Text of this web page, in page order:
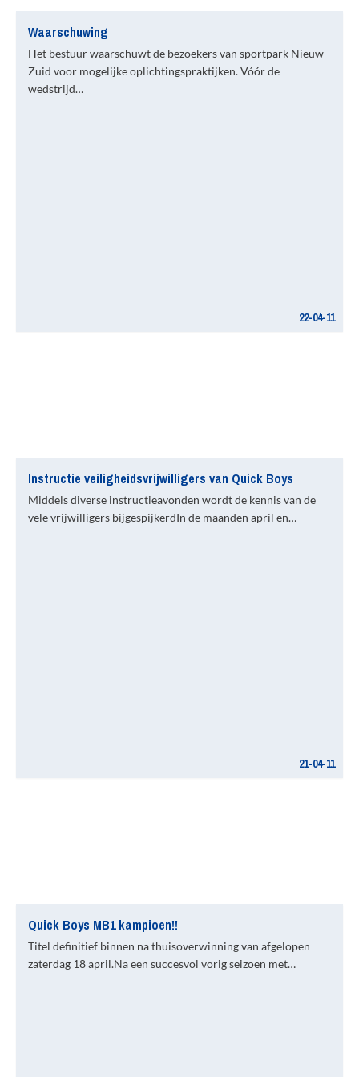
Waarschuwing
Het bestuur waarschuwt de bezoekers van sportpark Nieuw
Zuid voor mogelijke oplichtingspraktijken. Vóór de
wedstrijd…
22-04-11
Instructie veiligheidsvrijwilligers van Quick Boys
Middels diverse instructieavonden wordt de kennis van de
vele vrijwilligers bijgespijkerdIn de maanden april en…
21-04-11
Quick Boys MB1 kampioen!!
Titel definitief binnen na thuisoverwinning van afgelopen
zaterdag 18 april.Na een succesvol vorig seizoen met…